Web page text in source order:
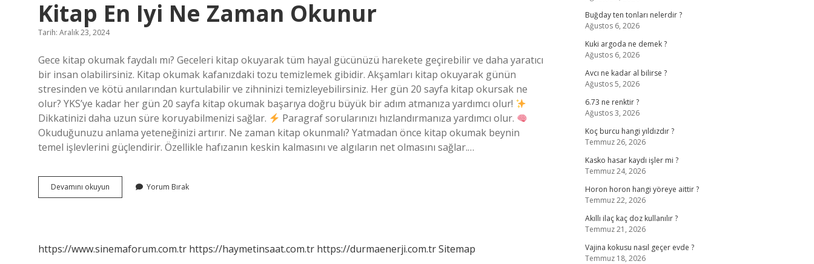
Kitap En Iyi Ne Zaman Okunur
Tarih: Aralık 23, 2024
Gece kitap okumak faydalı mı? Geceleri kitap okuyarak tüm hayal gücünüzü harekete geçirebilir ve daha yaratıcı
bir insan olabilirsiniz. Kitap okumak kafanızdaki tozu temizlemek gibidir. Akşamları kitap okuyarak günün
stresinden ve kötü anılarından kurtulabilir ve zihninizi temizleyebilirsiniz. Her gün 20 sayfa kitap okursak ne
olur? YKS’ye kadar her gün 20 sayfa kitap okumak başarıya doğru büyük bir adım atmanıza yardımcı olur!
Dikkatinizi daha uzun süre koruyabilmenizi sağlar.
Paragraf sorularınızı hızlandırmanıza yardımcı olur.
Okuduğunuzu anlama yeteneğinizi artırır. Ne zaman kitap okunmalı? Yatmadan önce kitap okumak beynin
temel işlevlerini güçlendirir. Özellikle hafızanın keskin kalmasını ve algıların net olmasını sağlar.…
Devamını okuyun
En
Yorum Bırak
https://www.sinemaforum.com.tr https://haymetinsaat.com.tr https://durmaenerji.com.trSitemap
Buğday ten tonları nelerdir ?
Ağustos 6, 2026
Kuki argoda ne demek ?
Ağustos 6, 2026
Avcı ne kadar al bilirse ?
Ağustos 5, 2026
6.73 ne renktir ?
Ağustos 3, 2026
Koç burcu hangi yıldızdır ?
Temmuz 26, 2026
Kasko hasar kaydı işler mi ?
Temmuz 24, 2026
Horon horon hangi yöreye aittir ?
Temmuz 22, 2026
Akıllı ilaç kaç doz kullanılır ?
Temmuz 21, 2026
Vajina kokusu nasıl geçer evde ?
Temmuz 18, 2026